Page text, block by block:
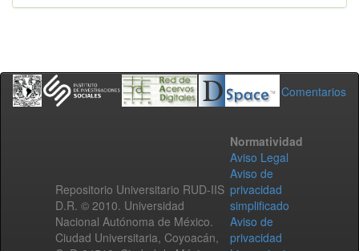
Comentarios
Repositorio Universitario RUD-IIS
D.R. © 2010. Universidad
Nacional Autónoma de México.
Ciudad Universitaria, Coyoacán,
Normatividad
Aviso Legal
Aviso de
privacidad
simplificado
Aviso de
privacidad